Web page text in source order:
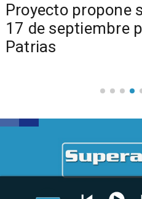
Proyecto propone
17 de septiembre
Patrias